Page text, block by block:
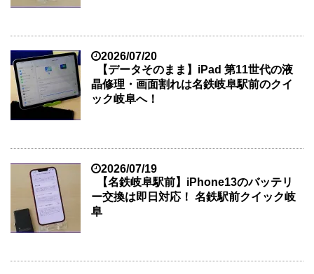
2026/07/20
【データそのまま】iPad 第11世代の液
晶修理・画面割れは名鉄岐阜駅前のクイ
ック岐阜へ！
2026/07/19
【名鉄岐阜駅前】iPhone13のバッテリ
ー交換は即日対応！ 名鉄駅前クイック岐
阜